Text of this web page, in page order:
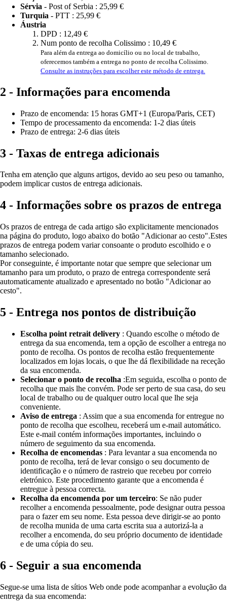
Sérvia - Post of Serbia : 25,99 €
Turquia - PTT : 25,99 €
Áustria
DPD : 12,49 €
Num ponto de recolha Colissimo : 10,49 €
Para além da entrega ao domicílio ou no local de trabalho,
oferecemos também a entrega no ponto de recolha Colissimo.
Consulte as instruções para escolher este método de entrega.
2 - Informações para encomenda
Prazo de encomenda: 15 horas GMT+1 (Europa/Paris, CET)
Tempo de processamento da encomenda: 1-2 dias úteis
Prazo de entrega: 2-6 dias úteis
3 - Taxas de entrega adicionais
Tenha em atenção que alguns artigos, devido ao seu peso ou tamanho,
podem implicar custos de entrega adicionais.
4 - Informações sobre os prazos de entrega
Os prazos de entrega de cada artigo são explicitamente mencionados
na página do produto, logo abaixo do botão "Adicionar ao cesto".Estes
prazos de entrega podem variar consoante o produto escolhido e o
tamanho selecionado.
Por conseguinte, é importante notar que sempre que selecionar um
tamanho para um produto, o prazo de entrega correspondente será
automaticamente atualizado e apresentado no botão "Adicionar ao
cesto".
5 - Entrega nos pontos de distribuição
Escolha point retrait delivery : Quando escolhe o método de
entrega da sua encomenda, tem a opção de escolher a entrega no
ponto de recolha. Os pontos de recolha estão frequentemente
localizados em lojas locais, o que lhe dá flexibilidade na receção
da sua encomenda.
Selecionar o ponto de recolha :Em seguida, escolha o ponto de
recolha que mais lhe convém. Pode ser perto de sua casa, do seu
local de trabalho ou de qualquer outro local que lhe seja
conveniente.
Aviso de entrega : Assim que a sua encomenda for entregue no
ponto de recolha que escolheu, receberá um e-mail automático.
Este e-mail contém informações importantes, incluindo o
número de seguimento da sua encomenda.
Recolha de encomendas : Para levantar a sua encomenda no
ponto de recolha, terá de levar consigo o seu documento de
identificação e o número de rastreio que recebeu por correio
eletrónico. Este procedimento garante que a encomenda é
entregue à pessoa correcta.
Recolha da encomenda por um terceiro: Se não puder
recolher a encomenda pessoalmente, pode designar outra pessoa
para o fazer em seu nome. Esta pessoa deve dirigir-se ao ponto
de recolha munida de uma carta escrita sua a autorizá-la a
recolher a encomenda, do seu próprio documento de identidade
e de uma cópia do seu.
6 - Seguir a sua encomenda
Segue-se uma lista de sítios Web onde pode acompanhar a evolução da
entrega da sua encomenda: